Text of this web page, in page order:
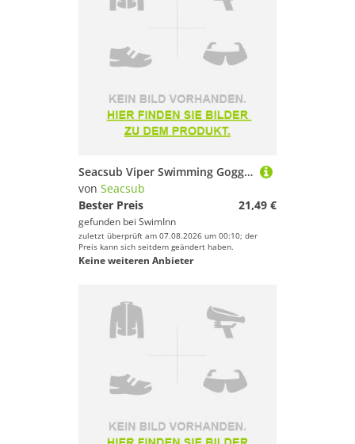
Seacsub Viper Swimming Goggles Weiß
von Seacsub
Bester Preis
21,49 €
gefunden bei SwimInn
zuletzt überprüft am 07.08.2026 um 00:10; der
Preis kann sich seitdem geändert haben.
Keine weiteren Anbieter